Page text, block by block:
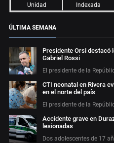
Unidad
Indexada
ÚLTIMA SEMANA
Presidente Orsi destacó
Gabriel Rossi
El presidente de la
CTI neonatal en Rivera
en el norte del país
El presidente de la
Accidente grave en
lesionadas
Dos adolescentes de 17